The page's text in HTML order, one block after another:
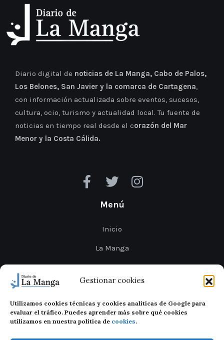
Gestionar cookies
Utilizamos cookies técnicas y cookies analíticas de Google para
evaluar el tráfico. Puedes aprender más sobre qué cookies
utilizamos en nuestra política de cookies.
Diario digital de noticias de La Manga, Cabo de Palos,
Los Belones, San Javier y la comarca de Cartagena,
con información actualizada sobre eventos, sucesos,
cultura, ocio, turismo y actualidad local. Tu fuente de
noticias en tiempo real desde el corazón del Mar
Menor y la Costa Cálida.
Menú
Inicio
La Manga
Cabo de Palos
Mar Menor
Cartagena
San Javier